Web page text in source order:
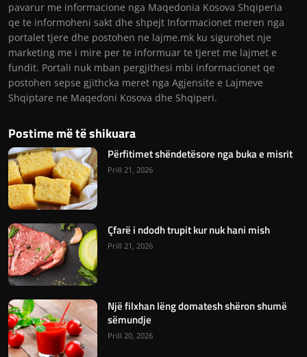
pavarur me informacione nga Maqedonia Kosova Shqiperia
qe te informoheni sakt dhe shpejt Informacionet meren nga
portalet tjere dhe postohen ne lajme.mk ku sigurohet nje
marketing me i mire per te informuar te tjeret me lajmet e
fundit. Portali nuk mban pergjithesi mbi informacionet qe
postohen sepse gjithcka meret nga Agjensite e Lajmeve
Shqiptare ne Maqedoni Kosova dhe Shqiperi.
Postime më të shikuara
Përfitimet shëndetësore nga buka e misrit
Prill 21, 2026
Çfarë i ndodh trupit kur nuk hani mish
Prill 21, 2026
Një filxhan lëng domatesh shëron shumë
sëmundje
Prill 20, 2026